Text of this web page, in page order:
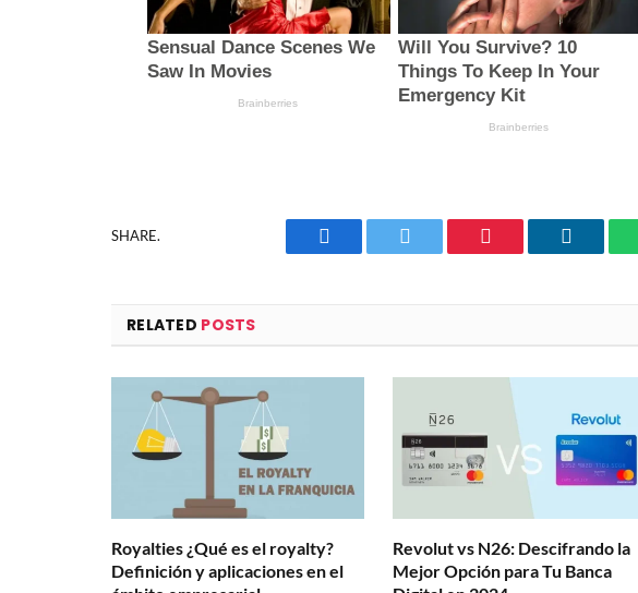
SHARE.
Facebook Twitter Pinterest LinkedIn
RELATED POSTS
Royalties ¿Qué es el royalty?
Definición y aplicaciones en el
Revolut vs N26: Descifrando la
Mejor Opción para Tu Banca